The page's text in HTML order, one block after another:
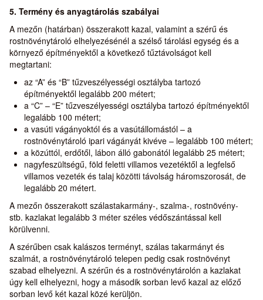
5. Termény és anyagtárolás szabályai
A mezőn (határban) összerakott kazal, valamint a szérű és
rostnövénytároló elhelyezésénél a szélső tárolási egység és a
környező építményektől a következő tűztávolságot kell
megtartani:
az “A” és “B” tűzveszélyességi osztályba tartozó
építményektől legalább 200 métert;
a “C” – “E” tűzveszélyességi osztályba tartozó építményektől
legalább 100 métert;
a vasúti vágányoktól és a vasútállomástól – a
rostnövénytároló ipari vágányát kivéve – legalább 100 métert;
a közúttól, erdőtől, lábon álló gabonától legalább 25 métert;
nagyfeszültségű, föld feletti villamos vezetéktől a legfelső
villamos vezeték és talaj közötti távolság háromszorosát, de
legalább 20 métert.
A mezőn összerakott szálastakarmány-, szalma-, rostnövény-
stb. kazlakat legalább 3 méter széles védőszántással kell
körülvenni.
A szérűben csak kalászos terményt, szálas takarmányt és
szalmát, a rostnövénytároló telepen pedig csak rostnövényt
szabad elhelyezni. A szérűn és a rostnövénytárolón a kazlakat
úgy kell elhelyezni, hogy a második sorban levő kazal az előző
sorban levő két kazal közé kerüljön.